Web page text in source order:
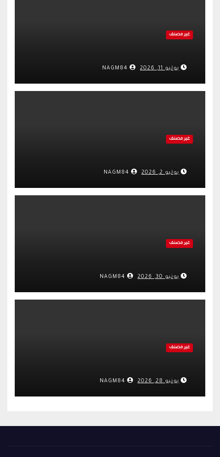
غير مصنف
يوليو 11, 2026
غير مصنف
يوليو 2, 2026
غير مصنف
يونيو 30, 2026
غير مصنف
يونيو 28, 2026